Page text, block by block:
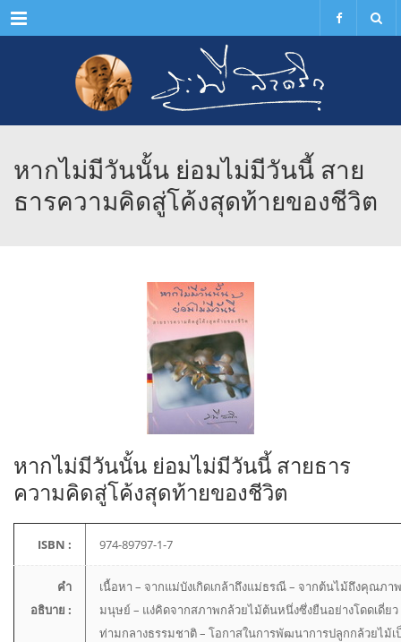
Menu
หากไม่มีวันนั้น ย่อมไม่มีวันนี้ สาย
ธารความคิดสู่โค้งสุดท้ายของชีวิต
หากไม่มีวันนั้น ย่อมไม่มีวันนี้ สายธาร
ความคิดสู่โค้งสุดท้ายของชีวิต
ISBN : 974-89797-1-7
คำ
อธิบาย :
เนื้อหา – จากแม่บังเกิดเกล้าถึงแม่ธรณี – จากต้นไม้ถึงคุณภา
มนุษย์ – แง่คิดจากสภาพกล้วยไม้ต้นหนึ่งซึ่งยืนอย่างโดดเดี่ยว
ท่ามกลางธรรมชาติ – โอกาสในการพัฒนาการปลูกกล้วยไม้เ